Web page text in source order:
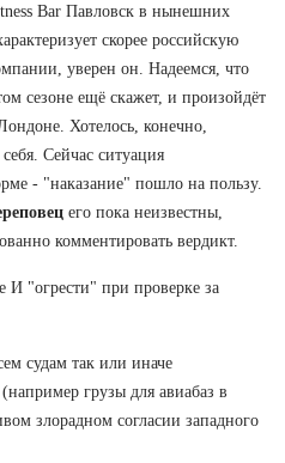
Bar Павловск в нынешних
скорее российскую
уверен он. Надеемся, что
сезоне ещё скажет, и произойдёт
Хотелось, конечно,
Сейчас ситуация
- "наказание" пошло на пользу.
его пока неизвестны,
комментировать вердикт.
И "огрести" при проверке за
судам так или иначе
грузы для авиабаз в
злорадном согласии западного